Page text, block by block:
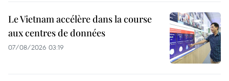
Le Vietnam accélère dans la course
aux centres de données
07/08/2026 03:19